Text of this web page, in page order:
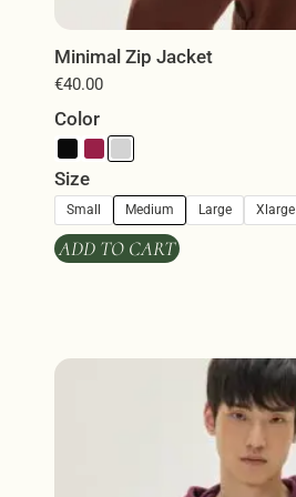
Minimal Zip Jacket
€40.00
Color
Size
Small Medium Large Xlarge
ADD TO CART
Αυτό
προϊόν
πολλαπλές